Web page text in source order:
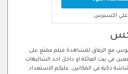
علي اكسبرس
مع الرفاق لمشاهدة فيلم ممتع على
في بيت العائلة او داخل احد الشاليهات
ذكية في المكانين، عليكم الاستعداد